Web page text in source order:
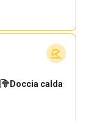
Doccia calda·